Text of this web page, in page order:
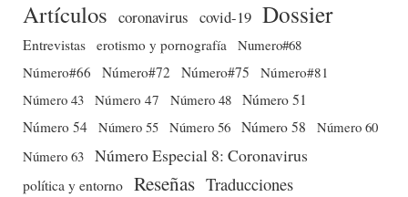
Artículos coronavirus covid-19 Dossier
Entrevistas erotismo y pornografía
Numero#68
Número#66
Número#72 Número#75
Número#81
Número 43 Número 47 Número 48 Número 51
Número 54 Número 55 Número 56 Número 58
Número 60
Número 63 Número Especial 8: Coronavirus
política y entorno Reseñas Traducciones